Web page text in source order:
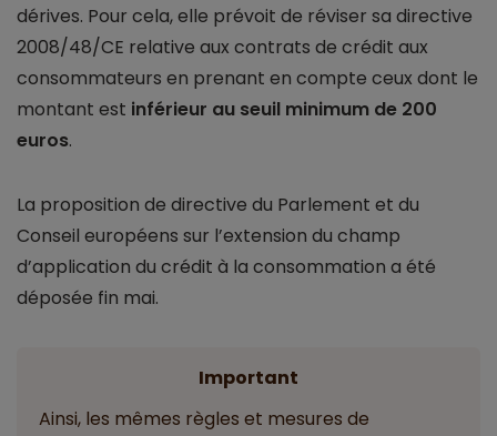
dérives. Pour cela, elle prévoit de réviser sa directive
2008/48/CE relative aux contrats de crédit aux
consommateurs en prenant en compte ceux dont le
montant est inférieur au seuil minimum de 200
euros.
La proposition de directive du Parlement et du
Conseil européens sur l’extension du champ
d’application du crédit à la consommation a été
déposée fin mai.
Important
Ainsi, les mêmes règles et mesures de